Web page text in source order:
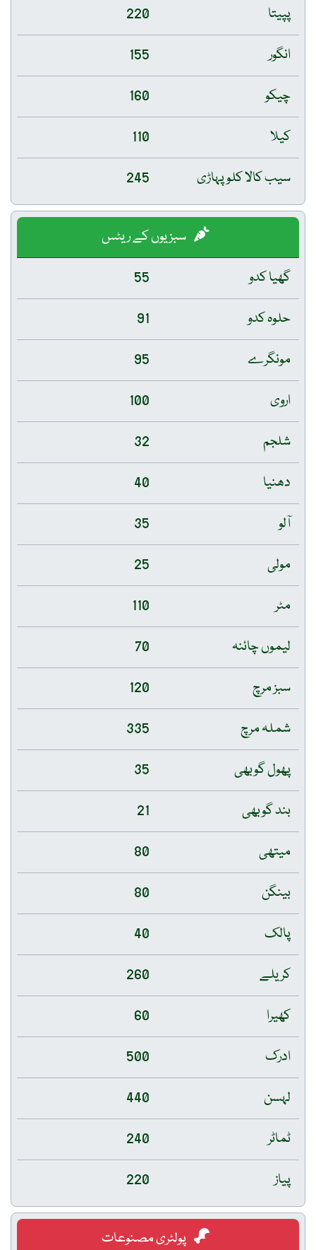
پپیتا
220
انگور
155
چیکو
160
کیلا
110
سیب کالا کلو پہاڑی
245
سبزیوں کے ریٹس
گھیا کدو
55
حلوہ کدو
91
مونگرے
95
اروی
100
شلجم
32
دھنیا
40
آلو
35
مولی
25
مٹر
110
لیموں چائنہ
70
سبز مرچ
120
شملہ مرچ
335
پھول گوبھی
35
بند گوبھی
21
میتھی
80
بینگن
80
پالک
40
کریلے
260
کھیرا
60
ادرک
500
لہسن
440
ٹماٹر
240
پیاز
220
پولٹری مصنوعات